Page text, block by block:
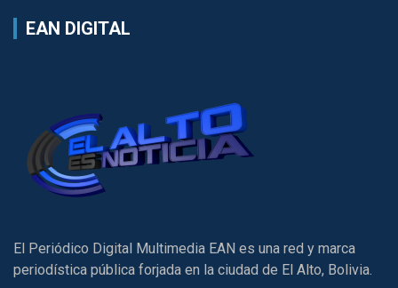
EAN DIGITAL
El Periódico Digital Multimedia EAN es una red y marca
periodística pública forjada en la ciudad de El Alto, Bolivia.